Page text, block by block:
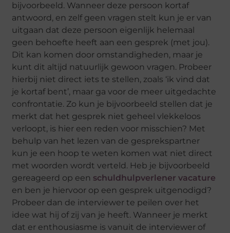
bijvoorbeeld. Wanneer deze persoon kortaf
antwoord, en zelf geen vragen stelt kun je er van
uitgaan dat deze persoon eigenlijk helemaal
geen behoefte heeft aan een gesprek (met jou).
Dit kan komen door omstandigheden, maar je
kunt dit altijd natuurlijk gewoon vragen. Probeer
hierbij niet direct iets te stellen, zoals ‘ik vind dat
je kortaf bent’, maar ga voor de meer uitgedachte
confrontatie. Zo kun je bijvoorbeeld stellen dat je
merkt dat het gesprek niet geheel vlekkeloos
verloopt, is hier een reden voor misschien? Met
behulp van het lezen van de gesprekspartner
kun je een hoop te weten komen wat niet direct
met woorden wordt verteld. Heb je bijvoorbeeld
gereageerd op een schuldhulpverlener vacature
en ben je hiervoor op een gesprek uitgenodigd?
Probeer dan de interviewer te peilen over het
idee wat hij of zij van je heeft. Wanneer je merkt
dat er enthousiasme is vanuit de interviewer of